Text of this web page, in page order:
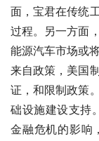
面，宝君在传统
过程。另一方面
能源汽车市场或
来自政策，美国
证，和限制政策
础设施建设支持
金融危机的影响